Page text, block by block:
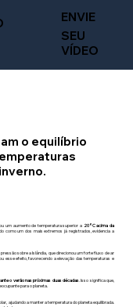
SEU
VÍDEO
ENVIE
um aumento de temperatura superior a 20°C acima da
como um dos mais extremos já registrados, evidencia a
sobre a Islândia, que direcionou um forte fluxo de ar
esse efeito, favorecendo a elevação das temperaturas e
o verão nas próximas duas décadas . Isso significa que,
para o planeta.
ajudando a manter a temperatura do planeta equilibrada.
o equilíbrio